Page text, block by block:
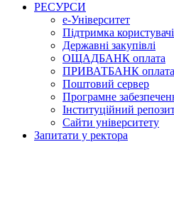
РЕСУРСИ
е-Університет
Підтримка
Державні закупівлі
ОЩАДБАНК оплата
ПРИВАТБАНК оплата
Поштовий сервер
Програмне
Інституційний
Сайти університету
Запитати у ректора